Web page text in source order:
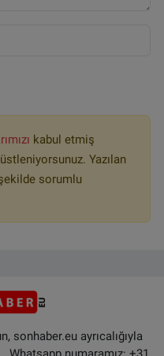
kabul etmiş
Yazılan
sorumlu
sonhaber.eu ayrıcalığıyla